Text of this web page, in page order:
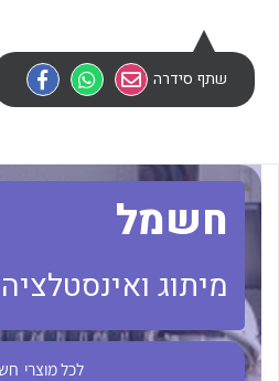
לכל מוצרי היצרן
לכל מוצרי היצרן
שתף סידרה
חשמל
מיתוג
לכל מוצרי